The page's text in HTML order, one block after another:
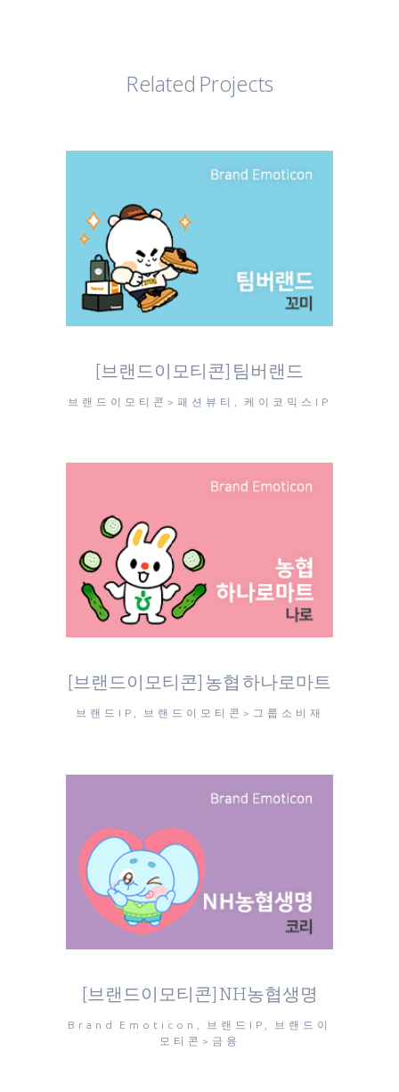
Related Projects
[브랜드이모티콘] 팀버랜드
브랜드이모티콘>패션뷰티, 케이코믹스IP
[브랜드이모티콘] 농협 하나로마트
브랜드IP, 브랜드이모티콘>그룹소비재
[브랜드이모티콘] NH농협생명
Brand Emoticon, 브랜드IP, 브랜드이
모티콘>금융